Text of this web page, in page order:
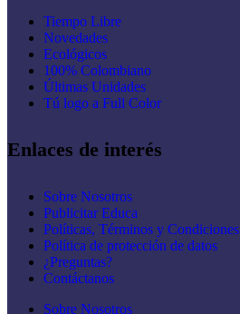
Tiempo Libre
Novedades
Ecológicos
100% Colombiano
Últimas Unidades
Tú logo a Full Color
Enlaces de interés
Sobre Nosotros
Publicitar Educa
Políticas, Términos y Condiciones
Política de protección de datos
¿Preguntas?
Contáctanos
Sobre Nosotros